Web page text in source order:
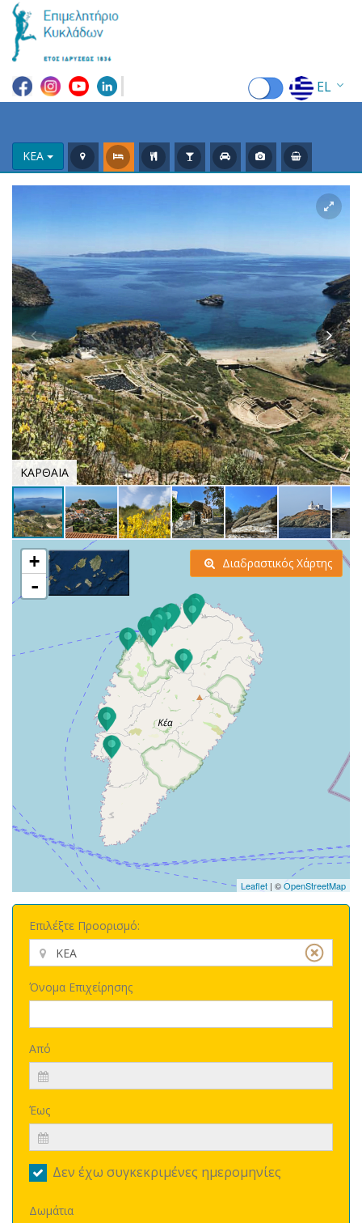
EL
DE
IT
ES
RU
CN
ΚΕΑ
ΚΑΡΘΑΙΑ
+
-
Leaflet | ©OpenStreetMap
Διαδραστικός Χάρτης
Επιλέξτε Προορισμό:
Όνομα Επιχείρησης
Από
Έως
Δεν έχω συγκεκριμένες ημερομηνίες
Δωμάτια